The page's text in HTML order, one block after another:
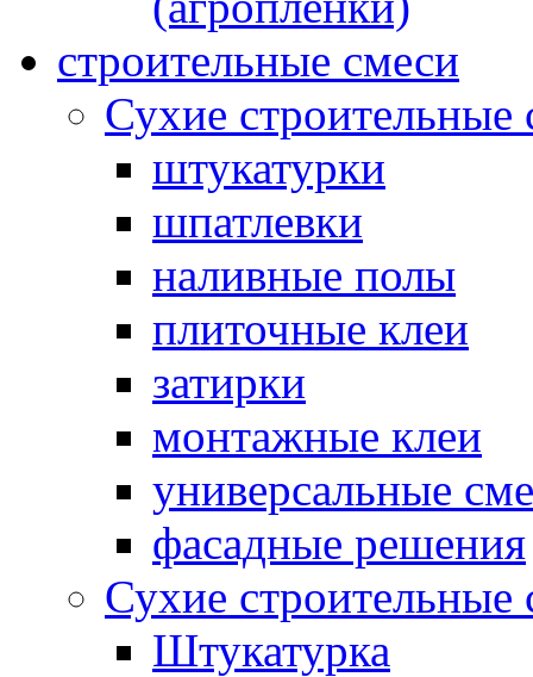
строительные смеси
Сухие строительные
штукатурки
шпатлевки
наливные полы
плиточные клеи
затирки
монтажные клеи
универсальные
фасадные решения
Сухие
Штукатурка